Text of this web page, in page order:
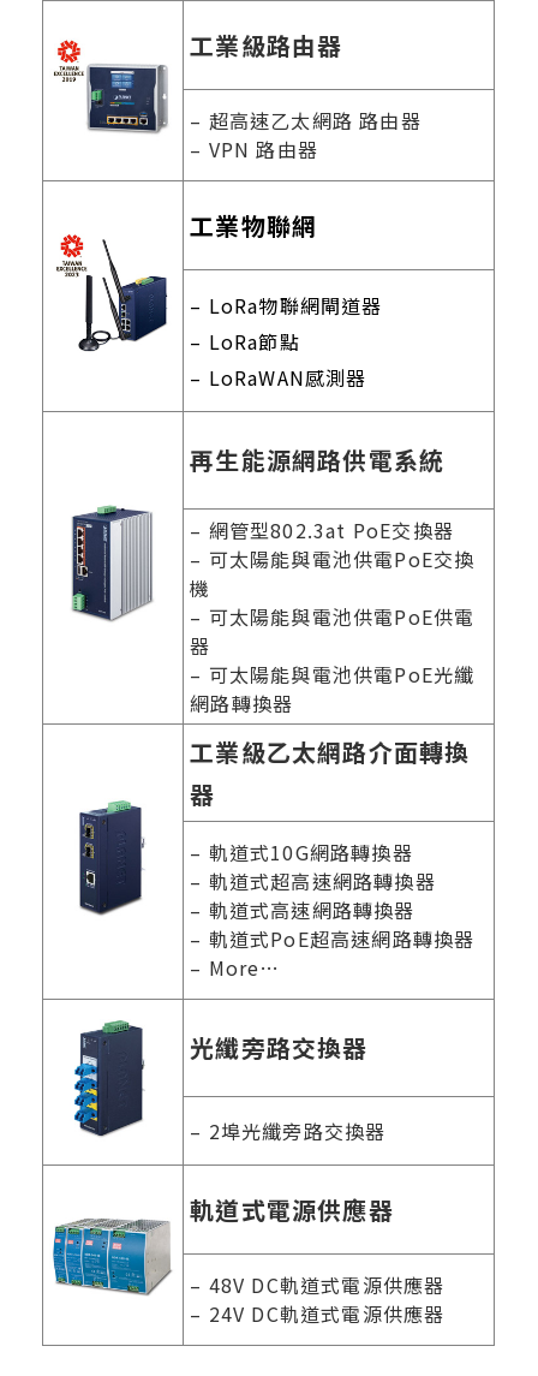
工業級路由器
– 超高速乙太網路 路由器
– VPN 路由器
工業物聯網
– LoRa物聯網閘道器
– LoRa節點
– LoRaWAN感測器
再生能源網路供電系統
– 網管型802.3at PoE交換器
– 可太陽能與電池供電PoE交換
機
– 可太陽能與電池供電PoE供電
器
– 可太陽能與電池供電PoE光纖
網路轉換器
工業級乙太網路介面轉換
器
– 軌道式10G網路轉換器
– 軌道式超高速網路轉換器
– 軌道式高速網路轉換器
– 軌道式PoE超高速網路轉換器
– More…
光纖旁路交換器
– 2埠光纖旁路交換器
軌道式電源供應器
– 48V DC軌道式電源供應器
– 24V DC軌道式電源供應器